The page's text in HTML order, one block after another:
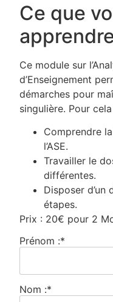
Ce que
Ce module sur
d’Enseignement
démarches pour
singulière. Pour
Comprendre
l’ASE.
Travailler le
différentes.
Disposer d’un
étapes.
Prix : 20€ pour 2
Prénom :*
Nom :*